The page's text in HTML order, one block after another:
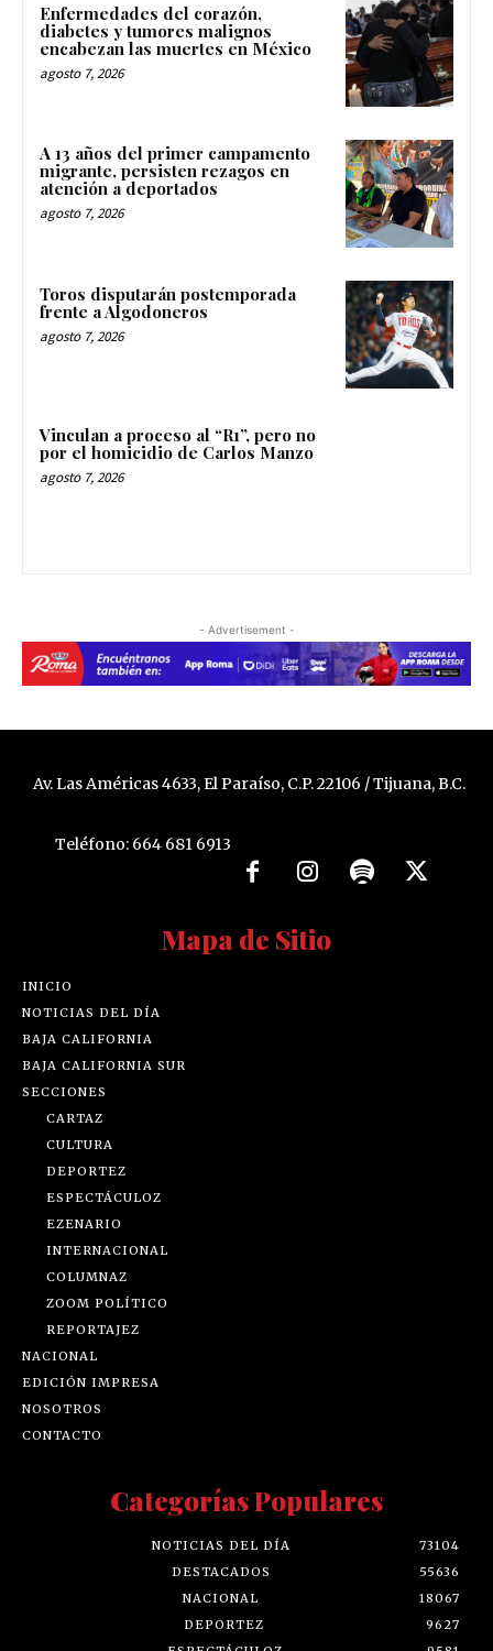
Enfermedades del corazón,
diabetes y tumores malignos
encabezan las muertes en México
agosto 7, 2026
A 13 años del primer campamento
migrante, persisten rezagos en
atención a deportados
agosto 7, 2026
Toros disputarán postemporada
frente a Algodoneros
agosto 7, 2026
Vinculan a proceso al “R1”, pero no
por el homicidio de Carlos Manzo
agosto 7, 2026
- Advertisement -
Av. Las Américas 4633, El Paraíso, C.P. 22106 / Tijuana, B.C.
Teléfono: 664 681 6913
Mapa de Sitio
INICIO
NOTICIAS DEL DÍA
BAJA CALIFORNIA
BAJA CALIFORNIA SUR
SECCIONES
CARTAZ
CULTURA
DEPORTEZ
ESPECTÁCULOZ
EZENARIO
INTERNACIONAL
COLUMNAZ
ZOOM POLÍTICO
REPORTAJEZ
NACIONAL
EDICIÓN IMPRESA
NOSOTROS
CONTACTO
Categorías Populares
NOTICIAS DEL DÍA
73104
DESTACADOS
55636
NACIONAL
18067
DEPORTEZ
9627